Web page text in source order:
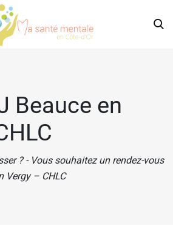
Beauce en
? - Vous souhaitez un rendez-vous
Vergy – CHLC